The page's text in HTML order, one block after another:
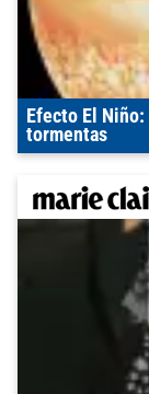
Efecto El
tormentas